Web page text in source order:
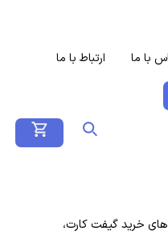
با ما ارتباط با ما
های خرید گیفت کارت،